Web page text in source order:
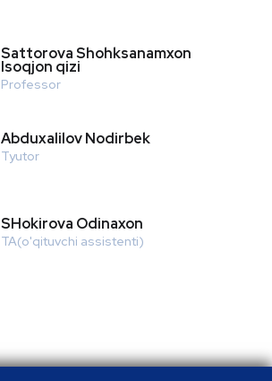
Sattorova Shohksanamxon
Isoqjon qizi
Professor
Abduxalilov Nodirbek
Tyutor
SHokirova Odinaxon
TA(o'qituvchi assistenti)